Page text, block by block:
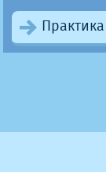
Практика